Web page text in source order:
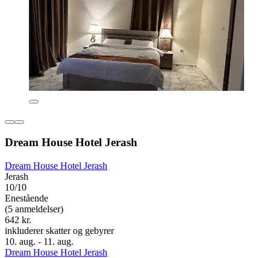
Dream House Hotel Jerash
Dream House Hotel Jerash
Jerash
10/10
Enestående
(5 anmeldelser)
642 kr.
inkluderer skatter og gebyrer
10. aug. - 11. aug.
Dream House Hotel Jerash